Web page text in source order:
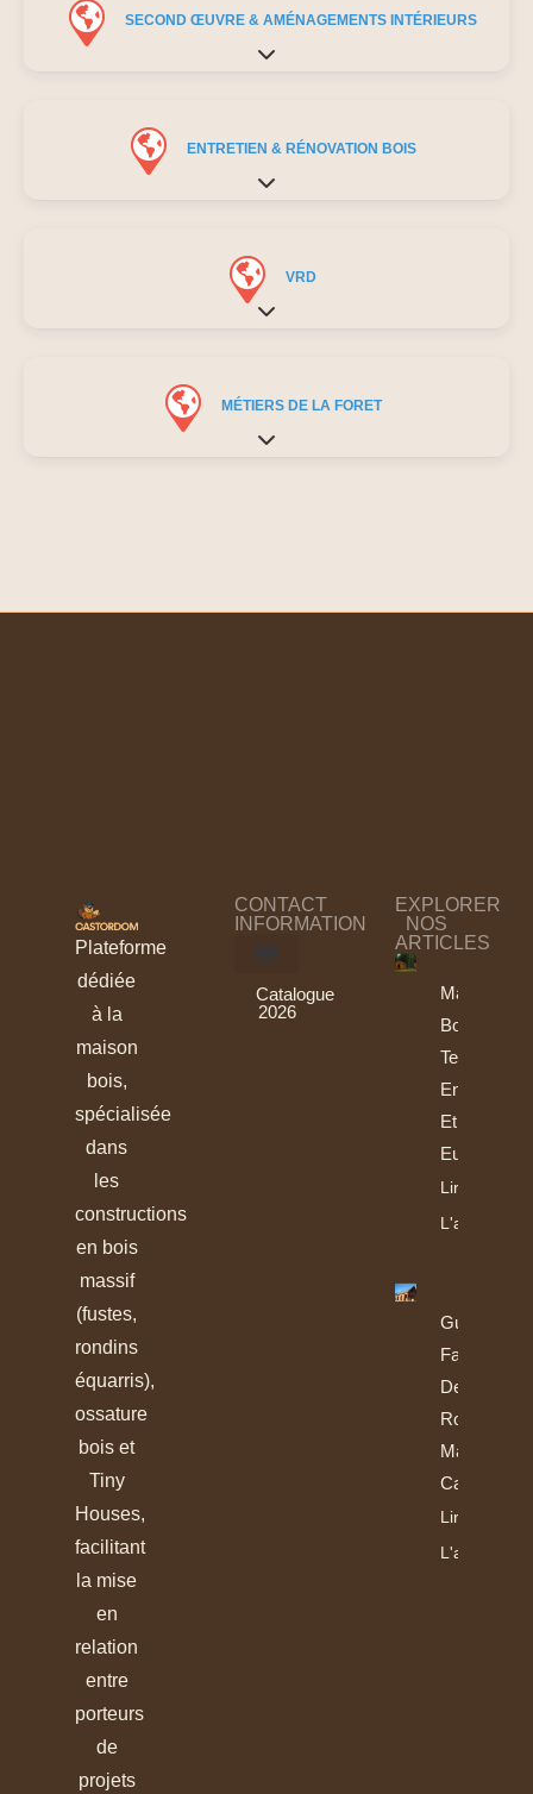
SECOND ŒUVRE & AMÉNAGEMENTS INTÉRIEURS
Expand sub-categories
ENTRETIEN & RÉNOVATION BOIS
Expand sub-categories
VRD
Expand sub-categories
MÉTIERS DE LA FORET
Expand sub-categories
Plateforme
dédiée
à la
maison
bois,
spécialisée
dans
les
constructions
en bois
massif
(fustes,
rondins
équarris),
ossature
bois et
Tiny
Houses,
facilitant
la mise
en
relation
entre
porteurs
de
projets
CONTACT
INFORMATION
Catalogue
2026
EXPLORER
NOS
ARTICLES
Maisons
Bois :
Tendances
En France
Et En
Europe
Lire
L'article
Guide De
Fabrication
Des
Rondins Et
Madriers
Calibrés
Lire
L'article